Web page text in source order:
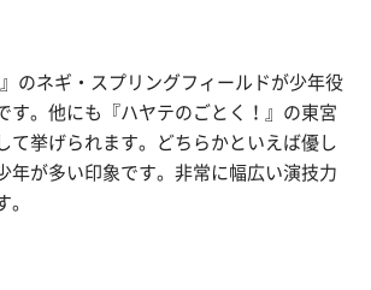
のネギ・スプリングフィールドが少年役
す。他にも『ハヤテのごとく！』の東宮
て挙げられます。どちらかといえば優し
年が多い印象です。非常に幅広い演技力
。